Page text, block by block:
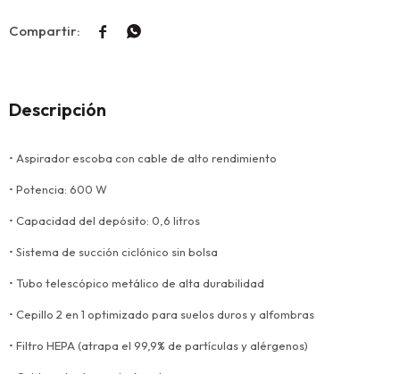
 
Descripción
• Aspirador escoba con cable de alto rendimiento
• Potencia: 600 W
• Capacidad del depósito: 0,6 litros
• Sistema de succión ciclónico sin bolsa
• Tubo telescópico metálico de alta durabilidad
• Cepillo 2 en 1 optimizado para suelos duros y alfombras
• Filtro HEPA (atrapa el 99,9% de partículas y alérgenos)